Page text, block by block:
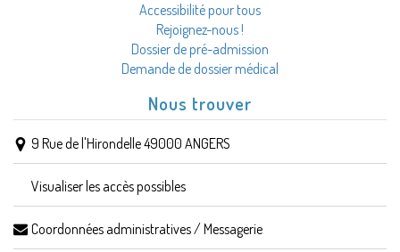
Accessibilité pour tous
Rejoignez-nous !
Dossier de pré-admission
Demande de dossier médical
Nous trouver
9 Rue de l'Hirondelle 49000 ANGERS
Visualiser les accès possibles
Coordonnées administratives / Messagerie